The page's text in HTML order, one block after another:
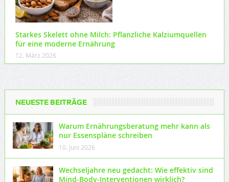
Starkes Skelett ohne Milch: Pflanzliche Kalziumquellen
für eine moderne Ernährung
12. März 2026
NEUESTE BEITRÄGE
Warum Ernährungsberatung mehr kann als
nur Essenspläne schreiben
10. Juni 2026
Wechseljahre neu gedacht: Wie effektiv sind
Mind-Body-Interventionen wirklich?